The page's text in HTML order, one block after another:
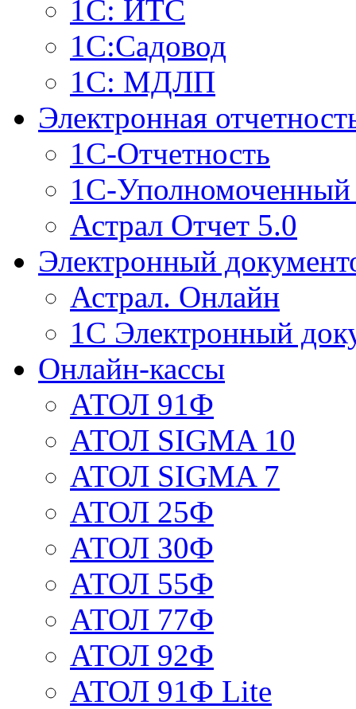
1С: ИТС
1С:Садовод
1С: МДЛП
Электронная
1С-Отчетность
1С-Уполномоченный
Астрал Отчет 5.0
Электронный
Астрал. Онлайн
1С Электронный
Онлайн-кассы
АТОЛ 91Ф
АТОЛ SIGMA 10
АТОЛ SIGMA 7
АТОЛ 25Ф
АТОЛ 30Ф
АТОЛ 55Ф
АТОЛ 77Ф
АТОЛ 92Ф
АТОЛ 91Ф Lite